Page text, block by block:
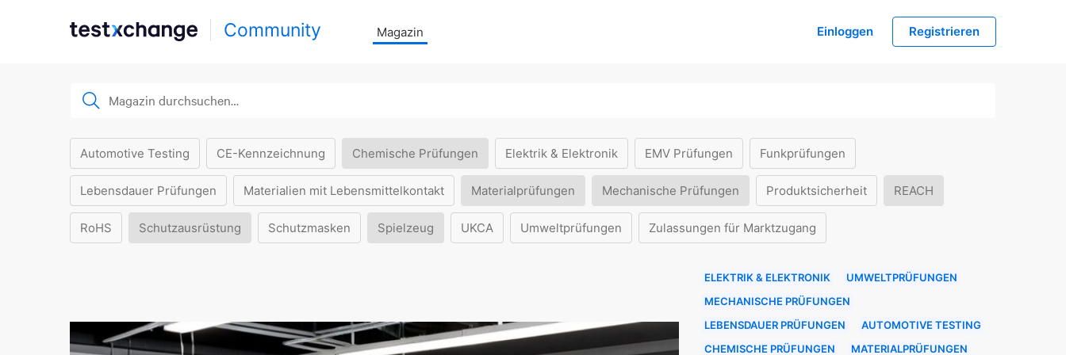
Community Magazin Einloggen Registrieren
Automotive Testing CE-Kennzeichnung Chemische Prüfungen Elektrik & Elektronik EMV Prüfungen Funkprüfungen
Lebensdauer Prüfungen Materialien mit Lebensmittelkontakt Materialprüfungen Mechanische Prüfungen Produktsicherheit REACH
RoHS Schutzausrüstung Schutzmasken Spielzeug UKCA Umweltprüfungen Zulassungen für Marktzugang
ELEKTRIK & ELEKTRONIK
UMWELTPRÜFUNGEN
MECHANISCHE PRÜFUNGEN
LEBENSDAUER PRÜFUNGEN
AUTOMOTIVE TESTING
CHEMISCHE PRÜFUNGEN
MATERIALPRÜFUNGEN